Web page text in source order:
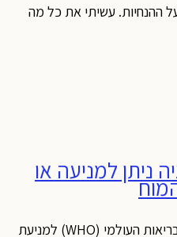
ההנחיות. עשיתי את כל מה
ניתן למניעה או
עדכון ההנחיות הרשמי של ארגון הבריאות העולמי (WHO) למניעת